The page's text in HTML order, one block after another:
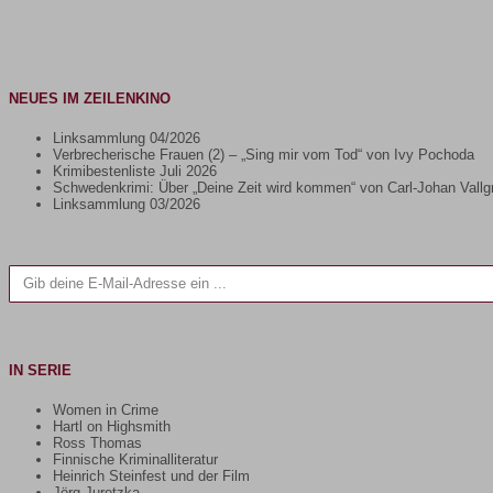
NEUES IM ZEILENKINO
Linksammlung 04/2026
Verbrecherische Frauen (2) – „Sing mir vom Tod“ von Ivy Pochoda
Krimibestenliste Juli 2026
Schwedenkrimi: Über „Deine Zeit wird kommen“ von Carl-Johan
Linksammlung 03/2026
Gib deine E-Mail-Adresse ein ...
IN SERIE
Women in Crime
Hartl on Highsmith
Ross Thomas
Finnische Kriminalliteratur
Heinrich Steinfest und der Film